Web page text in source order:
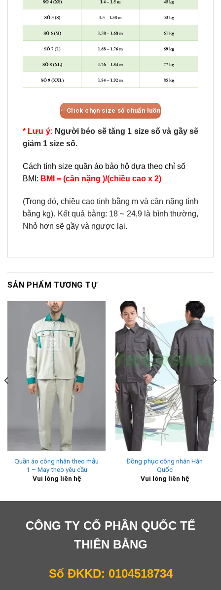
Click chọn size số chuẩn luôn
* Lưu ý: Người béo sẽ tăng 1 size số và gầy sẽ
giảm 1 size số.
Cách tính size quần áo bảo hộ dựa theo chỉ số
BMI: BMI = (cân nặng )/(chiều cao x 2)
(Trong đó, chiều cao tính bằng m và cân nặng tính
bằng kg). Kết quả bằng: 18 ~ 24,9 là bình thường,
Nhỏ hơn sẽ gầy và ngược lại.
SẢN PHẨM TƯƠNG TỰ
Quần áo công nhân theo mẫu
1 – May theo yêu cầu
Vui lòng liên hệ
Đồng phục công nhân Hàn
Quốc
Vui lòng liên hệ
CÔNG TY CỔ PHẦN QUỐC TẾ
THIÊN BẰNG
Số ĐKKD: 0104518734